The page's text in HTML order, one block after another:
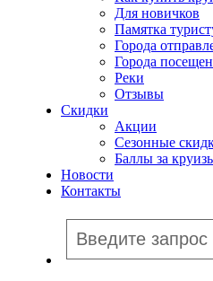
Для новичков
Памятка
Города
Города
Реки
Отзывы
Скидки
Акции
Сезонные
Баллы за
Новости
Контакты